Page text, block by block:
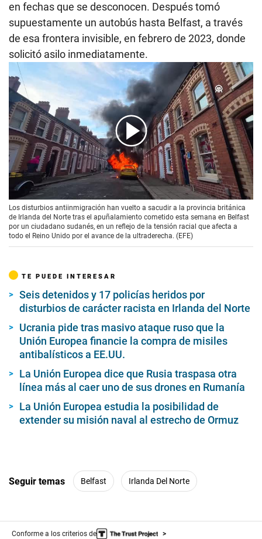
en fechas que se desconocen. Después tomó
supuestamente un autobús hasta Belfast, a través
de esa frontera invisible, en febrero de 2023, donde
solicitó asilo inmediatamente.
00:00 02:23
Los disturbios antiinmigración han vuelto a sacudir a la provincia británica
de Irlanda del Norte tras el apuñalamiento cometido esta semana en Belfast
por un ciudadano sudanés, en un reflejo de la tensión racial que afecta a
todo el Reino Unido por el avance de la ultraderecha. (EFE)
TE PUEDE INTERESAR
Seis detenidos y 17 policías heridos por
disturbios de carácter racista en Irlanda del Norte
Ucrania pide tras masivo ataque ruso que la
Unión Europea financie la compra de misiles
antibalísticos a EE.UU.
La Unión Europea dice que Rusia traspasa otra
línea más al caer uno de sus drones en Rumanía
La Unión Europea estudia la posibilidad de
extender su misión naval al estrecho de Ormuz
Seguir temas Belfast Irlanda Del Norte
Conforme a los criterios de